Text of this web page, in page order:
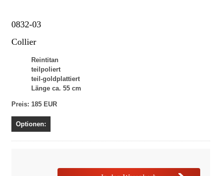
0832-03
Collier
Reintitan
teilpoliert
teil-goldplattiert
Länge ca. 55 cm
Preis: 185 EUR
Optionen: